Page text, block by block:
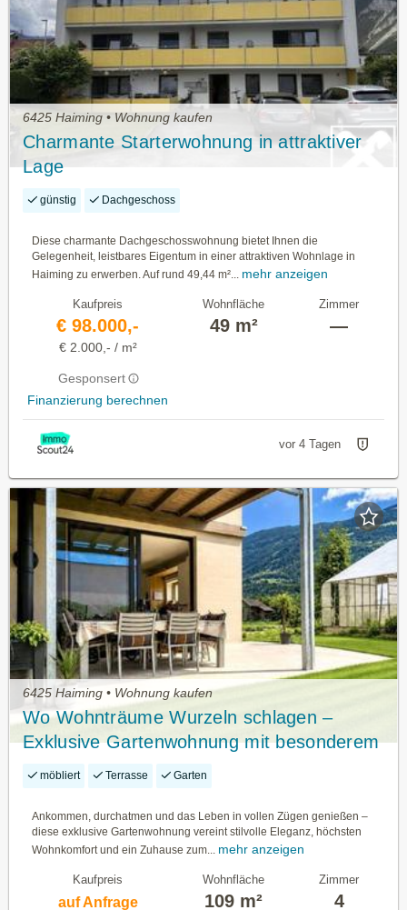
6425 Haiming • Wohnung kaufen
Charmante Starterwohnung in attraktiver
Lage
günstig Dachgeschoss
Diese charmante Dachgeschosswohnung bietet Ihnen die
Gelegenheit, leistbares Eigentum in einer attraktiven Wohnlage in
Haiming zu erwerben. Auf rund 49,44 m²... mehr anzeigen
Kaufpreis
€ 98.000,-
€ 2.000,- / m²
Gesponsert
Finanzierung berechnen
Wohnfläche
49 m²
Zimmer
—
vor 4 Tagen
6425 Haiming • Wohnung kaufen
Wo Wohnträume Wurzeln schlagen –
Exklusive Gartenwohnung mit besonderem
Flair
möbliert Terrasse Garten
Ankommen, durchatmen und das Leben in vollen Zügen genießen –
diese exklusive Gartenwohnung vereint stilvolle Eleganz, höchsten
Wohnkomfort und ein Zuhause zum...
mehr anzeigen
Kaufpreis
auf Anfrage
Wohnfläche
109 m²
Zimmer
4